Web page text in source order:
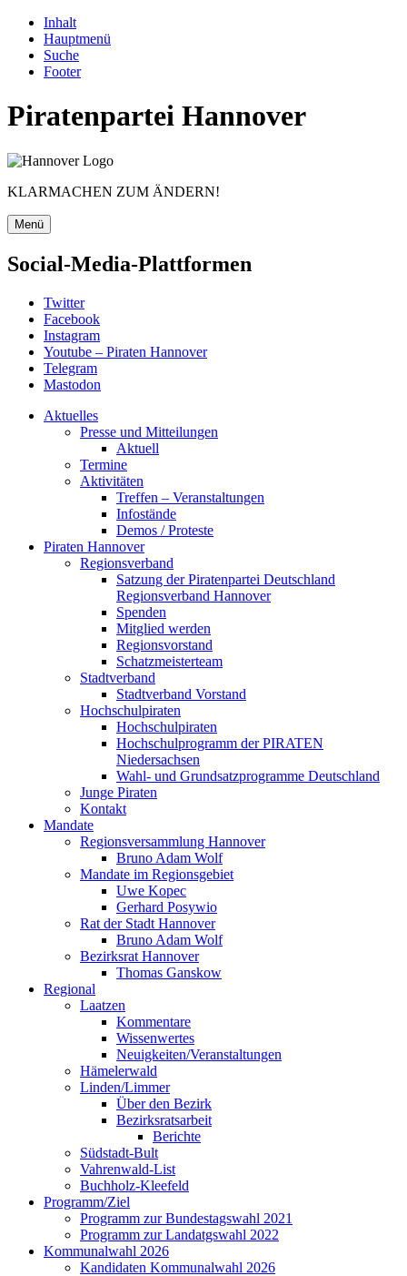
Inhalt
Hauptmenü
Suche
Footer
Piratenpartei Hannover
KLARMACHEN ZUM ÄNDERN!
Menü
Social-Media-Plattformen
Twitter
Facebook
Instagram
Youtube – Piraten Hannover
Telegram
Mastodon
Aktuelles
Presse und Mitteilungen
Aktuell
Termine
Aktivitäten
Treffen – Veranstaltungen
Infostände
Demos / Proteste
Piraten Hannover
Regionsverband
Satzung der Piratenpartei Deutschland
Regionsverband Hannover
Spenden
Mitglied werden
Regionsvorstand
Schatzmeisterteam
Stadtverband
Stadtverband Vorstand
Hochschulpiraten
Hochschulpiraten
Hochschulprogramm der PIRATEN
Niedersachsen
Wahl- und Grundsatzprogramme Deutschland
Junge Piraten
Kontakt
Mandate
Regionsversammlung Hannover
Bruno Adam Wolf
Mandate im Regionsgebiet
Uwe Kopec
Gerhard Posywio
Rat der Stadt Hannover
Bruno Adam Wolf
Bezirksrat Hannover
Thomas Ganskow
Regional
Laatzen
Kommentare
Wissenwertes
Neuigkeiten/Veranstaltungen
Hämelerwald
Linden/Limmer
Über den Bezirk
Bezirksratsarbeit
Berichte
Südstadt-Bult
Vahrenwald-List
Buchholz-Kleefeld
Programm/Ziel
Programm zur Bundestagswahl 2021
Programm zur Landatgswahl 2022
Kommunalwahl 2026
Kandidaten Kommunalwahl 2026